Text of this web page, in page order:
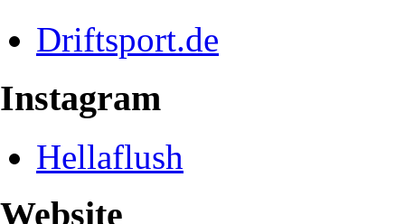
Driftsport.de
Instagram
Hellaflush
Website